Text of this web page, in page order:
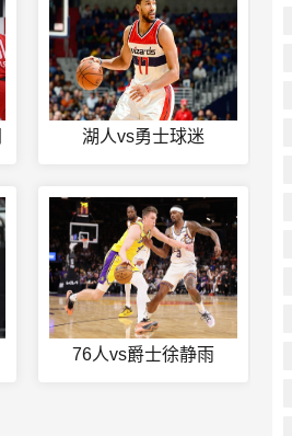
湖人vs勇士球迷
76人vs爵士徐静雨